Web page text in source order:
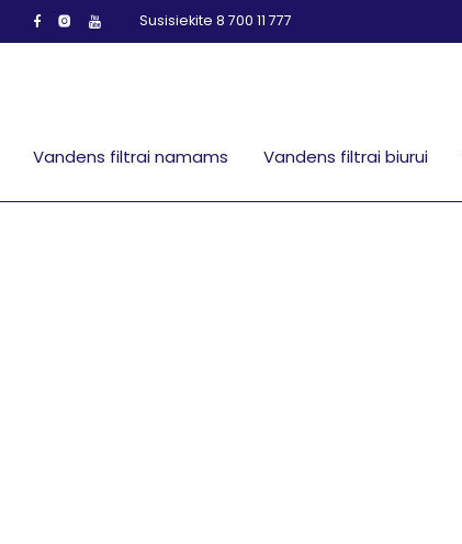
Susisiekite 8 700 11 777
Vandens filtrai namams Vandens filtrai biurui